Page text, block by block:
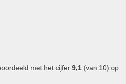
met het cijfer 9,1 (van 10) op